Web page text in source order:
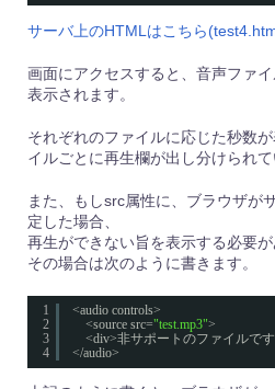
サーバ上のHTMLはこちら
画面にアクセスすると、音声ファ
表示されます。
それぞれのファイルに応じた秒数
イルごとに再生欄が出し分けられて
また、もしsrc属性に、ブラウザが
定した場合、
再生ができない旨を表示する必要が
その場合は次のように書きます。
1
2
3
4
<audio controls>
<source src="test.mp3">
<div>非サポートのファイルで
</audio>